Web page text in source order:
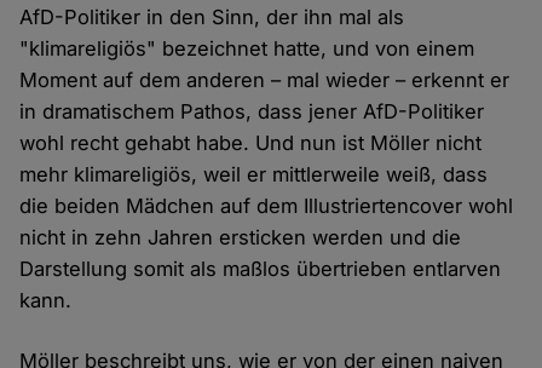
AfD-Politiker in den Sinn, der ihn mal als
"klimareligiös" bezeichnet hatte, und von einem
Moment auf dem anderen – mal wieder – erkennt er
in dramatischem Pathos, dass jener AfD-Politiker
wohl recht gehabt habe. Und nun ist Möller nicht
mehr klimareligiös, weil er mittlerweile weiß, dass
die beiden Mädchen auf dem Illustriertencover wohl
nicht in zehn Jahren ersticken werden und die
Darstellung somit als maßlos übertrieben entlarven
kann.
Möller beschreibt uns, wie er von der einen naiven